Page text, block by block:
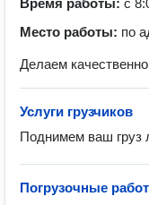
Время работы: с
Место работы: по
Делаем
Услуги грузчиков
Поднимем ваш груз
Погрузочные